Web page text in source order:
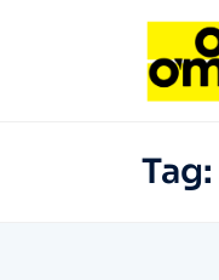
Tag: